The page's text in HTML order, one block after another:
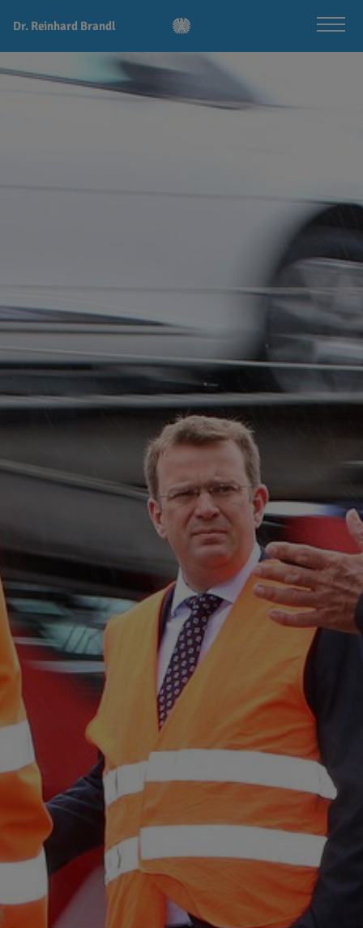
Dr. Reinhard Brandl